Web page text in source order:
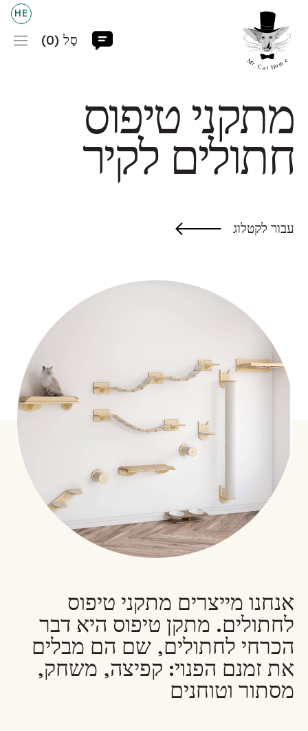
HE
סַל (0
)
עמוד הבית
עמוד גירוד
מדף
סולם
+972 54-555-0348
מתקני טיפוס
חתולים לקיר
עבור לקטלוג
אנחנו מייצרים מתקני טיפוס
לחתולים. מתקן טיפוס היא דבר
הכרחי לחתולים, שם הם מבלים
את זמנם הפנוי: קפיצה, משחק,
מסתור וטוחנים